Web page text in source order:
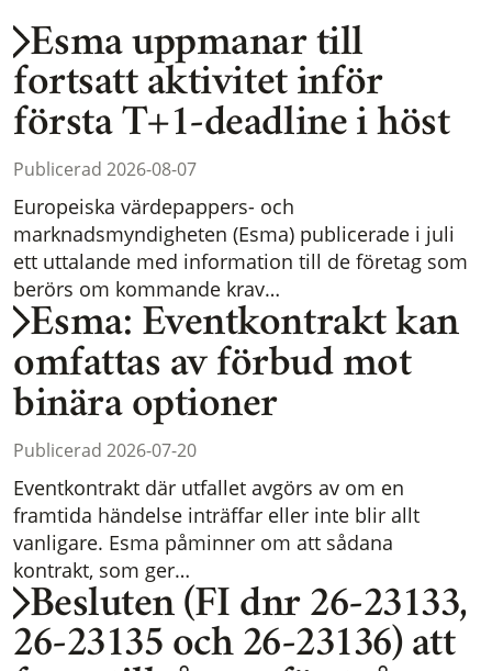
Esma uppmanar till
fortsatt aktivitet inför
första T+1-deadline i höst
Publicerad 2026-08-07
Europeiska värdepappers- och
marknadsmyndigheten (Esma) publicerade i juli
ett uttalande med information till de företag som
berörs om kommande krav…
Esma: Eventkontrakt kan
omfattas av förbud mot
binära optioner
Publicerad 2026-07-20
Eventkontrakt där utfallet avgörs av om en
framtida händelse inträffar eller inte blir allt
vanligare. Esma påminner om att sådana
kontrakt, som ger…
Besluten (FI dnr 26-23133,
26-23135 och 26-23136) att